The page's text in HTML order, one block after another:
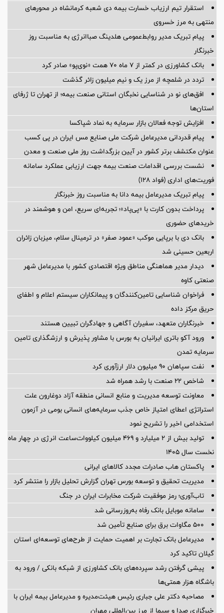
استقرار تیم ارزیاب خسارت بیمه دی شعبه کرمانشاه در محورهای
منتهی به مرز خسروی
پیام تبریک مدیر روابط‌عمومی هلدینگ صباانرژی به مناسبت روز
خبرنگار
بانک کشاورزی در کمتر از ۷ ماه ۷۰ همت «نوی‌پو» صادر کرد
تردد در شلمچه از مرز یک و نیم میلیون زائر گذشت
افق‌های نو در شناسایی نخبگان استانی صنعت بیمه؛ از تهران تا ژرفای
استان‌ها
افزایش توجه فعالان بازار سرمایه به نماد شپاکسا
پیام قدردانی مدیرعامل شرکت ملی صنایع مس ایران در پی کسب
عنوان مکتشف برتر کشور در آیین بزرگداشت روز ملی صنعت و معدن
نشست بررسی اقدامات صنعت بیمه جهت ارزیابی عملکرد سامانه
فوریت‌های اداری (فواد ۱۲۸)
پیام ‌تبریک‌ مدیرعامل بیمه دانا به مناسبت روز خبرنگار
پرداخت بدون کارت با «پی‌پاد»؛ تجربه‌ای سریع، امن و هوشمند در
خریدهای حضوری
بانک دی با برپایی موکب «عمود صفر» در ترمینال سلام، میزبان زائران
اربعین حسینی شد
دیدار مدیر هماهنگی مناطق ویژه اقتصادی کشور با مدیرعامل شهر
صنعتی کاوه
فراخوان شناسایی تامین‌کنندگان و پیمانکاران سیستم اعلام و اطفای
حریق مرکز داده
خبرنگاران متعهد، سفیران آگاهی و جهادگران تبیین هستند
ورود آکو باتری ایرانیان به بورس با مشاور پذیرش و ارزشگذاری تامین
سرمایه تمدن
نفت سپاهان ۹۰ میلیون دلار ارزآوری کرد
شاخص ۲۲ صنعت با رشد همراه شد
معاونت توسعه مدیریت و منابع انسانی منطقه آزاد دوغارون علت
استراتژی اعطای امتیاز خاص جذب سرمایه‌های انسانی بومی در آزمون
استخدامی اخیر را تشریح نمود
تولید بیش از ۲ میلیارد و ۴۶۹ میلیون کیلووات‌ساعت انرژی در چهار ماه
نخست سال ۱۴۰۵
پاکستان هاب صادرات مجدد کالاهای ایرانی
مدیریت تحقیق و توسعه‌ بورس تهران گزارش تحلیل بازار را منتشر کرد
تاب‌آوری؛ رمز موفقیت شرکت مخابرات ایران در جنگ
سامانه موبایل بانک رفاه به‌روزرسانی شد
۵۰۰ مگاوات برق برای صنایع تأمین شد
مدیرعامل بانک تجارت بر اهمیت حمایت از طرح‌های توسعه‌ای استان
گیلان تاکید کرد
پیشی گرفتن رشد سپرده‌های بانک کشاورزی از شبکه بانکی / ورود به
باشگاه هزار همتی‌ها
مصاحبه دکتر علی جباری رئیس هیئت‌مدیره و مدیرعامل بیمه ایران با